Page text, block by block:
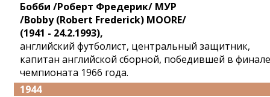
Бобби /Роберт Фредерик/ МУР
/Bobby (Robert Frederick) MOORE/
(1941 - 24.2.1993),
английский футболист, центральный защитник,
капитан английской сборной, победившей в финале
чемпионата 1966 года.
1944